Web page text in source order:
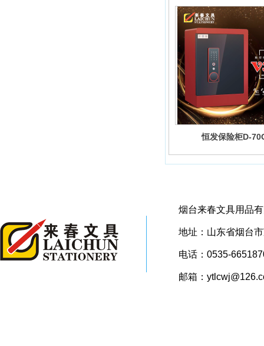
恒发保险柜D-
烟台来春文具用品
地址：山东省烟台
电话：0535-
邮箱：